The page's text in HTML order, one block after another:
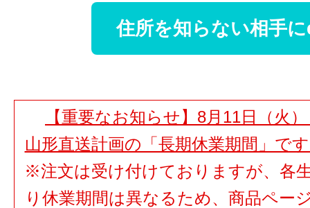
住所を知らない相手
【重要なお知らせ】8月11日（火
山形直送計画の「長期休業期間」で
※注文は受け付けておりますが、各
り休業期間は異なるため、商品ペー